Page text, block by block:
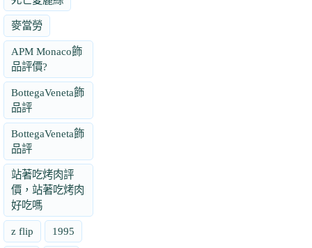
麥當勞
APM Monaco飾
品評價?
BottegaVeneta飾
品評
BottegaVeneta飾
品評
站著吃烤肉評
價，站著吃烤肉
好吃嗎
z flip 1995